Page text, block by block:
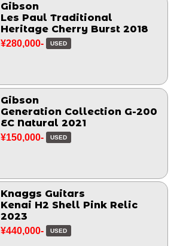
Gibson
Les Paul Traditional
Heritage Cherry Burst 2018
¥280,000- USED
Gibson
Generation Collection G-200
EC Natural 2021
¥150,000- USED
Knaggs Guitars
Kenai H2 Shell Pink Relic
2023
¥440,000- USED